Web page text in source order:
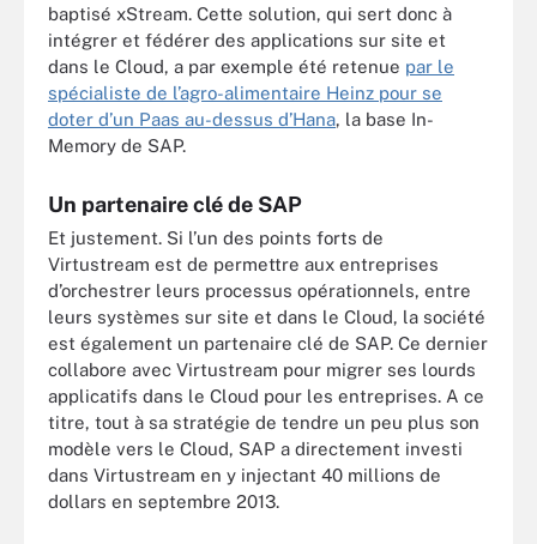
baptisé xStream. Cette solution, qui sert donc à
intégrer et fédérer des applications sur site et
dans le Cloud, a par exemple été retenue par le
spécialiste de l’agro-alimentaire Heinz pour se
doter d’un Paas au-dessus d’Hana, la base In-
Memory de SAP.
Un partenaire clé de SAP
Et justement. Si l’un des points forts de
Virtustream est de permettre aux entreprises
d’orchestrer leurs processus opérationnels, entre
leurs systèmes sur site et dans le Cloud, la société
est également un partenaire clé de SAP. Ce dernier
collabore avec Virtustream pour migrer ses lourds
applicatifs dans le Cloud pour les entreprises. A ce
titre, tout à sa stratégie de tendre un peu plus son
modèle vers le Cloud, SAP a directement investi
dans Virtustream en y injectant 40 millions de
dollars en septembre 2013.